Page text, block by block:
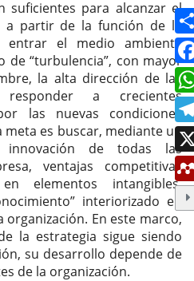
suficientes para alcanzar el
a partir de la función de la
entrar el medio ambiente
de “turbulencia”, con mayor
la alta dirección de las
responder a crecientes
las nuevas condiciones
meta es buscar, mediante un
de todas las
ventajas competitivas
elementos intangibles,
interiorizado en
En este marco,
la estrategia sigue siendo
su desarrollo depende de
de la organización.